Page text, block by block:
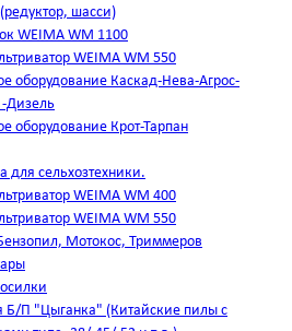
шасси)
WEIMA WM 1100
WEIMA WM 550
оборудование Каскад-Нева-Агрос-
Дизель
оборудование Крот-Тарпан
для сельхозтехники.
WEIMA WM 400
WEIMA WM 550
Мотокос, Триммеров
Б/П "Цыганка" (Китайские пилы с